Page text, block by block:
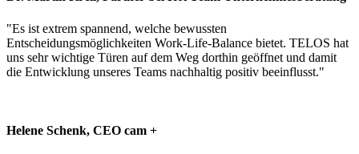
"Es ist extrem spannend, welche bewussten
Entscheidungsmöglichkeiten Work-Life-Balance bietet. TELOS hat
uns sehr wichtige Türen auf dem Weg dorthin geöffnet und damit
die Entwicklung unseres Teams nachhaltig positiv beeinflusst."
Helene Schenk, CEO cam +